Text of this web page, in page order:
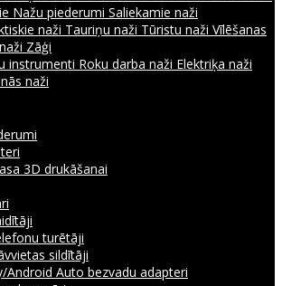
Nažu piederumi Saliekamie naži
naži Tauriņu naži Tūristu naži Vīlēšanas
Zāģi
instrumenti Roku darba naži Elektriķa naži
naži
3D drukāšanai
turētāji
sildītāji
Android Auto bezvadu adapteri